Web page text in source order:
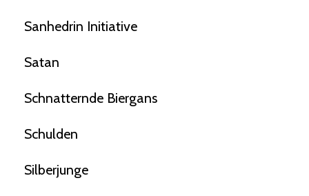
Sanhedrin Initiative
Satan
Schnatternde Biergans
Schulden
Silberjunge